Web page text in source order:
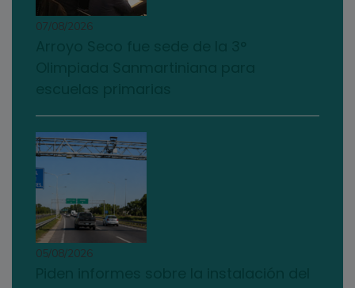
07/08/2026
05/08/2026